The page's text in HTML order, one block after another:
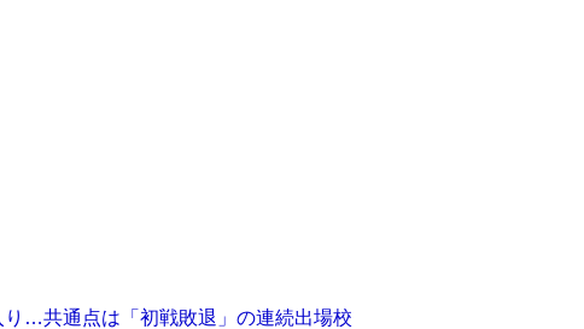
り…共通点は「初戦敗退」の連続出場校